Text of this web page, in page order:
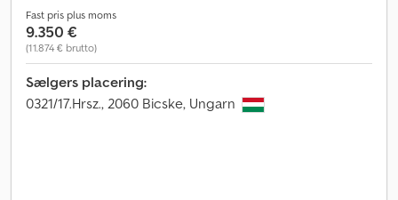
Fast pris plus moms
9.350 €
(11.874 € brutto)
Sælgers placering:
0321/17.Hrsz., 2060 Bicske, Ungarn